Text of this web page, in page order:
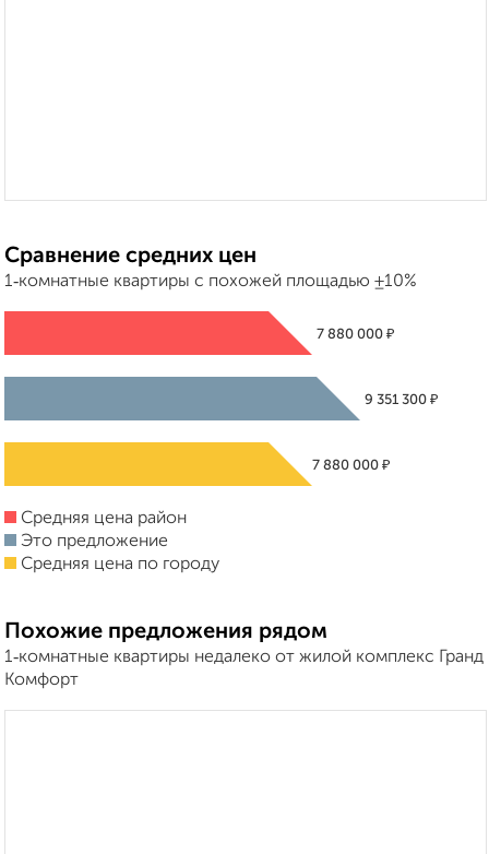
Сравнение средних цен
1‑комнатные квартиры с похожей площадью ±10%
7 880 000 ₽
9 351 300 ₽
7 880 000 ₽
Средняя цена район
Это предложение
Средняя цена по городу
Похожие предложения рядом
1‑комнатные квартиры недалеко от жилой комплекс Гранд
Комфорт